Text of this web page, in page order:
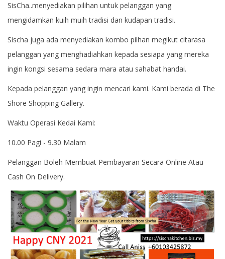
SisCha..menyediakan pilihan untuk pelanggan yang
mengidamkan kuih muih tradisi dan kudapan tradisi.
Sischa juga ada menyediakan kombo pilhan megikut citarasa
pelanggan yang menghadiahkan kepada sesiapa yang mereka
ingin kongsi sesama sedara mara atau sahabat handai.
Kepada pelanggan yang ingin mencari kami. Kami berada di The
Shore Shopping Gallery.
Waktu Operasi Kedai Kami:
10.00 Pagi - 9.30 Malam
Pelanggan Boleh Membuat Pembayaran Secara Online Atau
Cash On Delivery.